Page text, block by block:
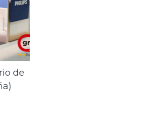
de